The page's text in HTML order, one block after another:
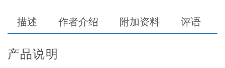
描述 作者介绍 附加资料 评语
产品说明